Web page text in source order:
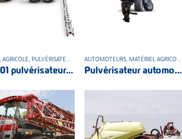
AGRICOLE, PULVÉRISATEUR TRAINÉS
UX 11201 pulvérisateur traîné
AUTOMOTEURS, MATÉRIEL AGRICOLE
Pulvérisateur automoteur Pantera 4504